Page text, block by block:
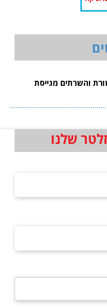
והשרתים מגייסת
שלנו